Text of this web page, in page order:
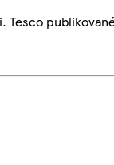
Tesco